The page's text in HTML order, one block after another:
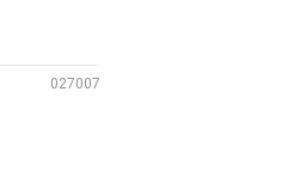
027007